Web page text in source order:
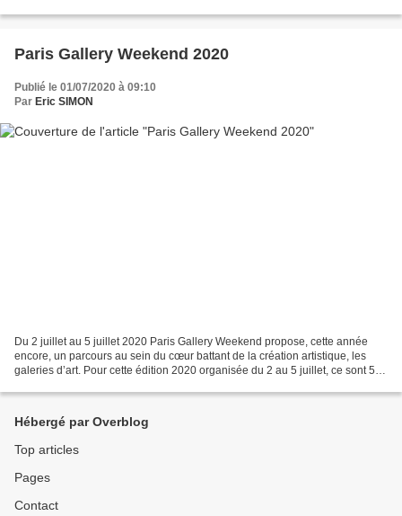
Paris Gallery Weekend 2020
Publié le 01/07/2020 à 09:10
Par Eric SIMON
Du 2 juillet au 5 juillet 2020 Paris Gallery Weekend propose, cette année
encore, un parcours au sein du cœur battant de la création artistique, les
galeries d’art. Pour cette édition 2020 organisée du 2 au 5 juillet, ce sont 59
Hébergé par Overblog
Top articles
Pages
Contact